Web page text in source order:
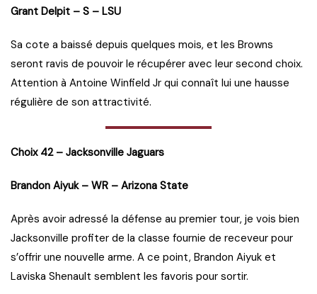
Grant Delpit – S – LSU
Sa cote a baissé depuis quelques mois, et les Browns
seront ravis de pouvoir le récupérer avec leur second choix.
Attention à Antoine Winfield Jr qui connaît lui une hausse
régulière de son attractivité.
Choix 42 – Jacksonville Jaguars
Brandon Aiyuk – WR – Arizona State
Après avoir adressé la défense au premier tour, je vois bien
Jacksonville profiter de la classe fournie de receveur pour
s’offrir une nouvelle arme. A ce point, Brandon Aiyuk et
Laviska Shenault semblent les favoris pour sortir.